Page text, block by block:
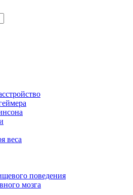
веса
поведения
мозга